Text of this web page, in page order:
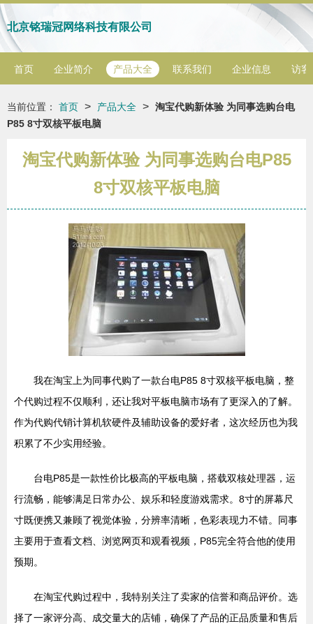
北京铭瑞冠网络科技有限公司
首页 企业简介 产品大全 联系我们 企业信息 访客
当前位置： 首页 > 产品大全 > 淘宝代购新体验 为同事选购台电
P85 8寸双核平板电脑
淘宝代购新体验 为同事选购台电P85
8寸双核平板电脑
我在淘宝上为同事代购了一款台电P85 8寸双核平板电脑，整
个代购过程不仅顺利，还让我对平板电脑市场有了更深入的了解。
作为代购代销计算机软硬件及辅助设备的爱好者，这次经历也为我
积累了不少实用经验。
台电P85是一款性价比极高的平板电脑，搭载双核处理器，运
行流畅，能够满足日常办公、娱乐和轻度游戏需求。8寸的屏幕尺
寸既便携又兼顾了视觉体验，分辨率清晰，色彩表现力不错。同事
主要用于查看文档、浏览网页和观看视频，P85完全符合他的使用
预期。
在淘宝代购过程中，我特别关注了卖家的信誉和商品评价。选
择了一家评分高、成交量大的店铺，确保了产品的正品质量和售后